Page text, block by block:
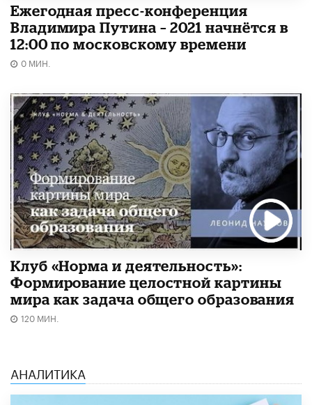
Ежегодная пресс-конференция
Владимира Путина – 2021 начнётся в
12:00 по московскому времени
0 МИН.
Клуб «Норма и деятельность»:
Формирование целостной картины
мира как задача общего образования
120 МИН.
АНАЛИТИКА